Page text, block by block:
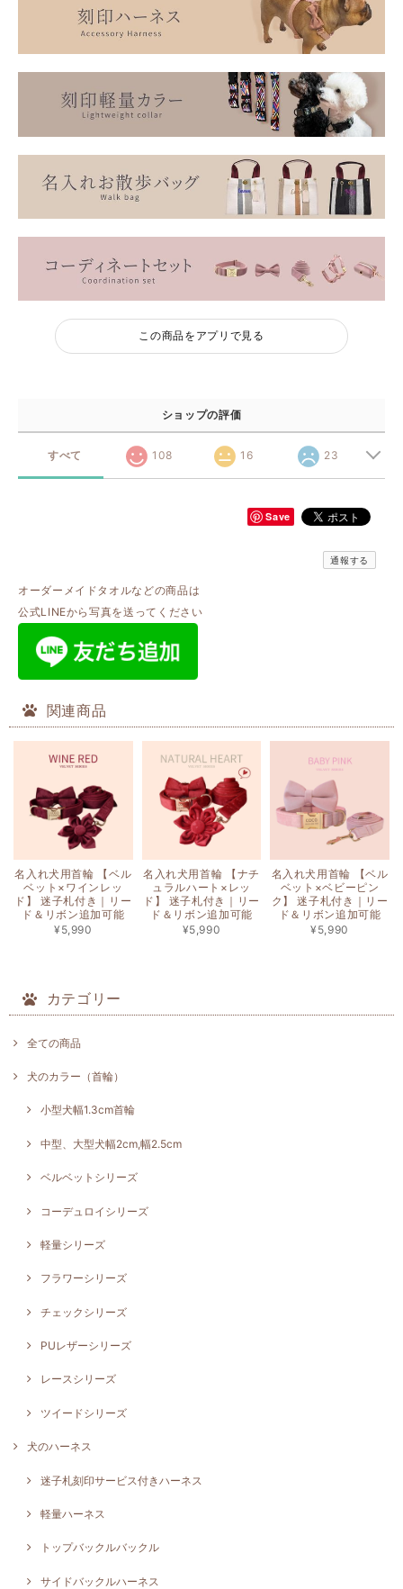
この商品をアプリで見る
ショップの評価
すべて 108 16 23
Save
通報する
オーダーメイドタオルなどの商品は
公式LINEから写真を送ってください
関連商品
名入れ犬用首輪 【ベル
ベット×ワインレッ
ド】 迷子札付き｜リー
ド＆リボン追加可能
¥5,990
名入れ犬用首輪 【ナチ
ュラルハート×レッ
ド】 迷子札付き｜リー
ド＆リボン追加可能
¥5,990
名入れ犬用首輪 【ベル
ベット×ベビーピン
ク】 迷子札付き｜リー
ド＆リボン追加可能
¥5,990
カテゴリー
全ての商品
犬のカラー（首輪）
小型犬幅1.3cm首輪
中型、大型犬幅2cm,幅2.5cm
ベルベットシリーズ
コーデュロイシリーズ
軽量シリーズ
フラワーシリーズ
チェックシリーズ
PUレザーシリーズ
レースシリーズ
ツイードシリーズ
犬のハーネス
迷子札刻印サービス付きハーネス
軽量ハーネス
トップバックルバックル
サイドバックルハーネス